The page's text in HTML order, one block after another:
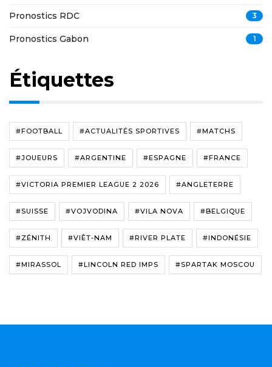
Pronostics RDC 3
Pronostics Gabon 1
Étiquettes
#FOOTBALL #ACTUALITÉS SPORTIVES #MATCHS
#JOUEURS #ARGENTINE #ESPAGNE #FRANCE
#VICTORIA PREMIER LEAGUE 2 2026 #ANGLETERRE
#SUISSE #VOJVODINA #VILA NOVA #BELGIQUE
#ZÉNITH #VIÊT-NAM #RIVER PLATE #INDONÉSIE
#MIRASSOL #LINCOLN RED IMPS #SPARTAK MOSCOU